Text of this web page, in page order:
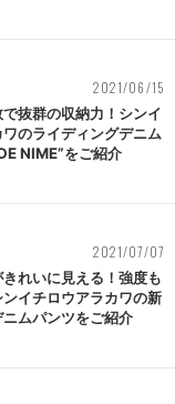
2021/06/15
抜群の収納力！シンイ
のライディングデニム
NIME”をご紹介
2021/07/07
れいに見える！強度も
イチロウアラカワの新
ムパンツをご紹介